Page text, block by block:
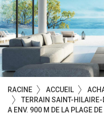
RACINE ACCUEIL
TERRAIN SAINT-
A ENV. 900 M DE LA PLAGE